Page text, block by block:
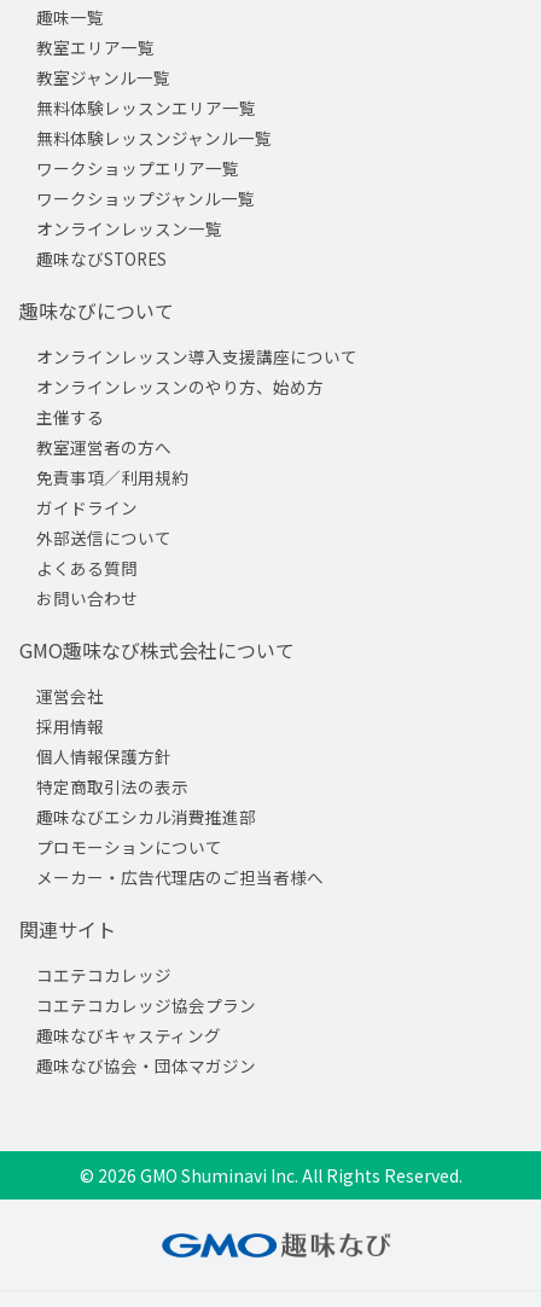
趣味一覧
教室エリア一覧
教室ジャンル一覧
無料体験レッスンエリア一覧
無料体験レッスンジャンル一覧
ワークショップエリア一覧
ワークショップジャンル一覧
オンラインレッスン一覧
趣味なびSTORES
趣味なびについて
オンラインレッスン導入支援講座について
オンラインレッスンのやり方、始め方
主催する
教室運営者の方へ
免責事項／利用規約
ガイドライン
外部送信について
よくある質問
お問い合わせ
GMO趣味なび株式会社について
運営会社
採用情報
個人情報保護方針
特定商取引法の表示
趣味なびエシカル消費推進部
プロモーションについて
メーカー・広告代理店のご担当者様へ
関連サイト
コエテコカレッジ
コエテコカレッジ協会プラン
趣味なびキャスティング
趣味なび協会・団体マガジン
© 2026 GMO Shuminavi Inc. All Rights Reserved.